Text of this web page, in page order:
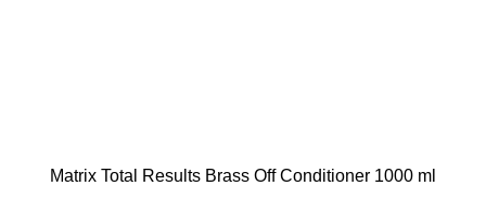
Matrix Total Results Brass Off Conditioner 1000 ml